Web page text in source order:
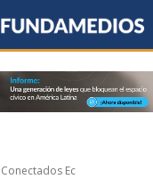
Conectados Ec